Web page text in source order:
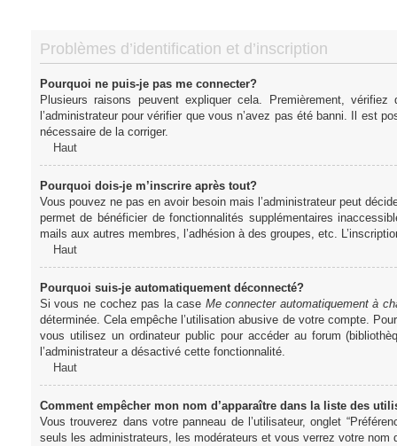
Problèmes d’identification et d’inscription
Pourquoi ne puis-je pas me connecter?
Plusieurs raisons peuvent expliquer cela. Premièrement,
l’administrateur pour vérifier que vous n’avez pas été banni. Il est
nécessaire de la corriger.
Haut
Pourquoi dois-je m’inscrire après tout?
Vous pouvez ne pas en avoir besoin mais l’administrateur peut
permet de bénéficier de fonctionnalités supplémentaires
mails aux autres membres, l’adhésion à des groupes, etc.
Haut
Pourquoi suis-je automatiquement déconnecté?
Si vous ne cochez pas la case Me connecter automatiquement à
déterminée. Cela empêche l’utilisation abusive de votre compte.
vous utilisez un ordinateur public pour accéder au forum
l’administrateur a désactivé cette fonctionnalité.
Haut
Comment empêcher mon nom d’apparaître dans la liste des
Vous trouverez dans votre panneau de l’utilisateur, onglet
seuls les administrateurs, les modérateurs et vous verrez votre